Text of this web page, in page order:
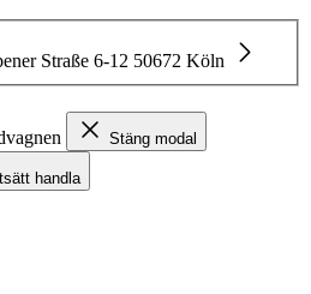
Straße 6-12 50672 Köln
Stäng modal
handla